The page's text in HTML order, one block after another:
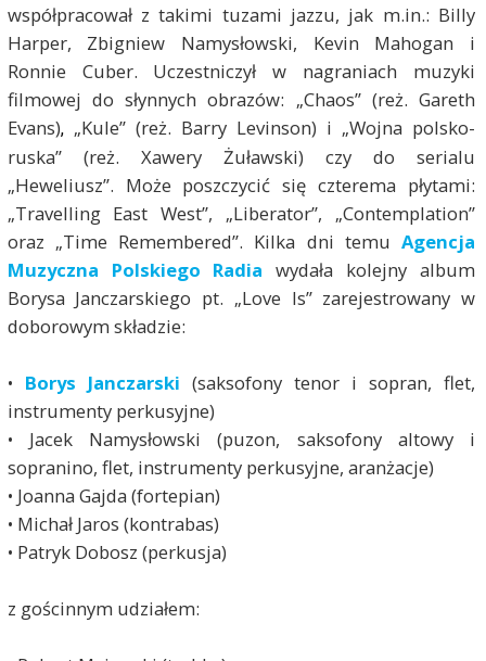
współpracował z takimi tuzami jazzu, jak m.in.: Billy
Harper, Zbigniew Namysłowski, Kevin Mahogan i
Ronnie Cuber. Uczestniczył w nagraniach muzyki
filmowej do słynnych obrazów: „Chaos” (reż. Gareth
Evans),„Kule” (reż. Barry Levinson) i „Wojna polsko-
ruska” (reż. Xawery Żuławski) czy do serialu
„Heweliusz”. Może poszczycić się czterema płytami:
„Travelling East West”, „Liberator”, „Contemplation”
oraz „Time Remembered”. Kilka dni temuAgencja
Muzyczna Polskiego Radia wydała kolejny album
Borysa Janczarskiego pt. „Love Is” zarejestrowany w
doborowym składzie:
• Borys Janczarski (saksofony tenor i sopran, flet,
instrumenty perkusyjne)
• Jacek Namysłowski (puzon, saksofony altowy i
sopranino, flet, instrumenty perkusyjne, aranżacje)
• Joanna Gajda (fortepian)
• Michał Jaros (kontrabas)
• Patryk Dobosz (perkusja)
z gościnnym udziałem: